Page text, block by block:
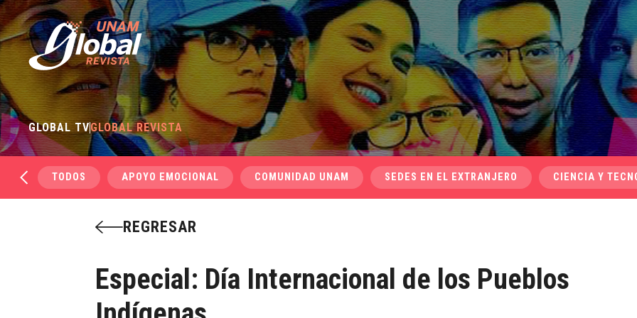
GLOBAL TVGLOBAL REVISTA
TODOS APOYO EMOCIONAL COMUNIDAD UNAM SEDES EN EL EXTRANJERO CIENCIA Y
REGRESAR
Especial: Día Internacional de los Pueblos